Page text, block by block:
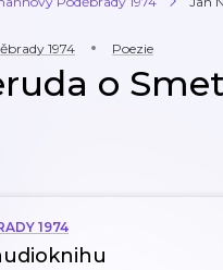
1974 Poezie
o
1974